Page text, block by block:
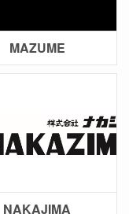
MAZUME
NAKAJIMA